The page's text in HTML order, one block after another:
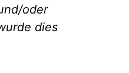
oder
dies